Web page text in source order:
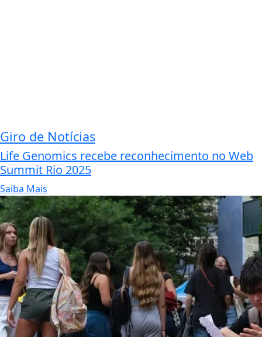
Giro de Notícias
Life Genomics recebe reconhecimento no Web
Summit Rio 2025
Saiba Mais